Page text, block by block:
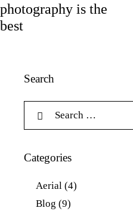
photography is the
best
Search
Categories
Aerial (4)
Blog (9)